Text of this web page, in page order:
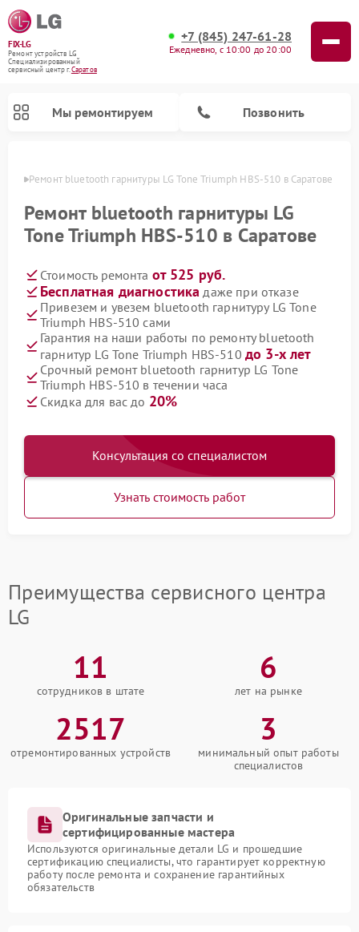
FIX-LG
Ремонт устройств LG
Специализированный
cервисный центр г.Саратов
+7 (845) 247-61-28
Ежедневно, с 10:00 до 20:00
Мы ремонтируем Позвонить
Ремонт bluetooth гарнитуры LG Tone Triumph HBS-510 в Саратове
Ремонт bluetooth гарнитуры LG
Tone Triumph HBS-510 в Саратове
Стоимость ремонта от 525 руб.
Бесплатная диагностика даже при отказе
Привезем и увезем bluetooth гарнитуру LG Tone
Triumph HBS-510 сами
Гарантия на наши работы по ремонту bluetooth
гарнитур LG Tone Triumph HBS-510 до 3-х лет
Срочный ремонт bluetooth гарнитур LG Tone
Triumph HBS-510 в течении часа
Скидка для вас до 20%
Консультация со специалистом
Узнать стоимость работ
Преимущества сервисного центра
LG
11
сотрудников в штате
6
лет на рынке
2517
отремонтированных устройств
3
минимальный опыт работы
специалистов
Оригинальные запчасти и
сертифицированные мастера
Используются оригинальные детали LG и прошедшие
сертификацию специалисты, что гарантирует корректную
работу после ремонта и сохранение гарантийных
обязательств